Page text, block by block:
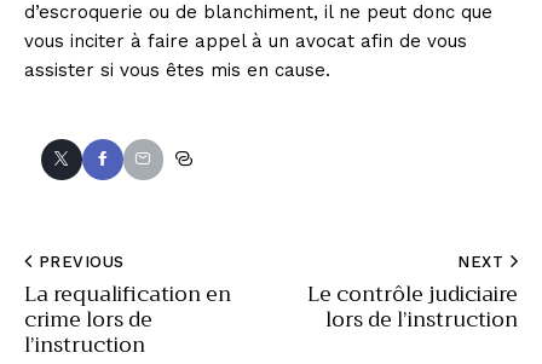
d’escroquerie ou de blanchiment, il ne peut donc que
vous inciter à faire appel à un avocat afin de vous
assister si vous êtes mis en cause.
PREVIOUS
La requalification en
crime lors de
l’instruction
NEXT
Le contrôle judiciaire
lors de l’instruction